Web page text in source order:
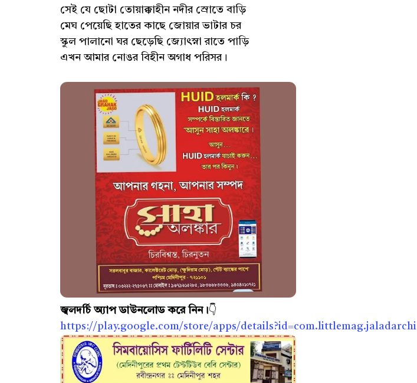
সেই যে ছোটা তোয়াক্কাহীন নদীর স্রোতে বাড়ি
মেঘ পেয়েছি হাতের কাছে জোয়ার ভাটার চর
স্কুল পালানো ঘর ছেড়েছি জ্যোৎস্না রাতে পাড়ি
এখন আমার নোঙর বিহীন অগাধ পরিসর।
জ্বলদর্চি অ্যাপ ডাউনলোড করে নিন।👇
https://play.google.com/store/apps/details?id=com.littlemag.jaladarchi